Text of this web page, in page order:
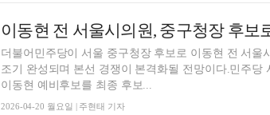
이동현 전 서울시의원, 중구청장 후보
더불어민주당이 서울 중구청장 후보로 이동현 전 서울
조기 완성되며 본선 경쟁이 본격화될 전망이다.민주당
이동현 예비후보를 최종 후보...
2026-04-20 월요일 | 주현태 기자